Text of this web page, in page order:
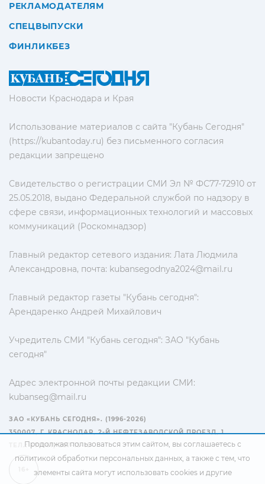
Новости Краснодара и Края
Использование материалов с сайта "Кубань Сегодня"
(https://kubantoday.ru) без письменного согласия
редакции запрещено
Свидетельство о регистрации СМИ Эл № ФС77-72910 от
25.05.2018, выдано Федеральной службой по надзору в
сфере связи, информационных технологий и массовых
коммуникаций (Роскомнадзор)
Главный редактор сетевого издания: Лата Людмила
Александровна, почта: kubansegodnya2024@mail.ru
Главный редактор газеты "Кубань сегодня":
Арендаренко Андрей Михайлович
Учредитель СМИ "Кубань сегодня": ЗАО "Кубань
сегодня"
Адрес электронной почты редакции СМИ:
kubanseg@mail.ru
РЕКЛАМОДАТЕЛЯМ
СПЕЦВЫПУСКИ
ФИНЛИКБЕЗ
ЗАО «КУБАНЬ СЕГОДНЯ». (1996-2026)
350007, Г. КРАСНОДАР, 2-Й НЕФТЕЗАВОДСКОЙ ПРОЕЗД, 1
ТЕЛ.: +7(861) 267-15-15
Продолжая пользоваться этим сайтом, вы соглашаетесь с
политикой обработки персональных данных, а также с тем, что
элементы сайта могут использовать cookies и другие